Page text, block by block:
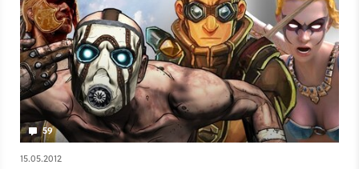
59
15.05.2012